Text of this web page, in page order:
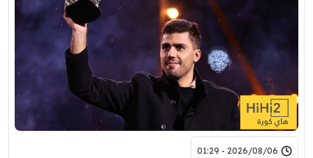
2026/08/06 - 01:29